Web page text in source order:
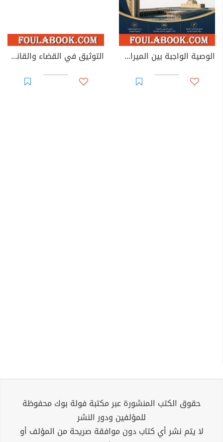
الوصية الواجبة بين الميراث والوصية: دراسة في الطبيعة القانونية والأساس التشريعي وإشكاليات التطبيق التوثيق في القضاء والقانون المغربيين - الأجزاء من 44 إلى 67
حقوق الكتب المنشورة عبر مكتبة فولة بوك محفوظة
للمؤلفين ودور النشر
لا يتم نشر أي كتاب دون موافقة صريحة من المؤلف أو